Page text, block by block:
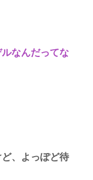
なんだってな
、よっぽど待